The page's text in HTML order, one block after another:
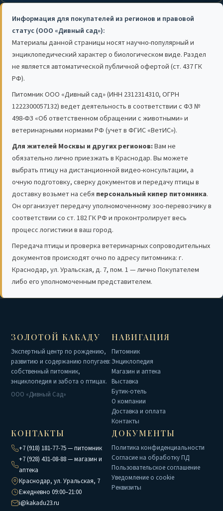
Информация для покупателей из регионов и правовой
статус (ООО «Дивный сад»):
Материалы данной страницы носят научно-популярный и
энциклопедический характер о биологическом виде. Раздел
не является автоматической публичной офертой (ст. 437 ГК
РФ).
Питомник ООО «Дивный сад» (ИНН 2312314310, ОГРН
1222300057132) ведет деятельность в соответствии с ФЗ №
498-ФЗ «Об ответственном обращении с животными» и
ветеринарными нормами РФ (учет в ФГИС «ВетИС»).
Для жителей Москвы и других регионов:Вам не
обязательно лично приезжать в Краснодар. Вы можете
выбрать птицу на дистанционной видео-консультации, а
очную подготовку, сверку документов и передачу птицы в
доставку возьмет на себя персональный кипер питомника.
Он организует передачу уполномоченному зоо-перевозчику в
соответствии со ст. 182 ГК РФ и проконтролирует весь
процесс логистики в ваш город.
Передача птицы и проверка ветеринарных сопроводительных
документов происходят очно по адресу питомника: г.
Краснодар, ул. Уральская, д. 7, пом. 1 — лично Покупателем
либо его уполномоченным представителем.
ЗОЛОТОЙ КАКАДУ
Экспертный центр по рождению,
развитию и содержанию попугаев:
собственный питомник,
энциклопедия и забота о птицах.
ООО «Дивный Сад»
НАВИГАЦИЯ
Питомник
Энциклопедия
Магазин и аптека
Выставка
Бутик-отель
О компании
Доставка и оплата
Контакты
КОНТАКТЫ
+7 (918) 181-77-75 — питомник
+7 (928) 431-08-88 — магазин и
аптека
Краснодар, ул. Уральская, 7
Ежедневно 09:00–21:00
i@kakadu23.ru
ДОКУМЕНТЫ
Политика конфиденциальности
Согласие на обработку ПД
Пользовательское соглашение
Уведомление о cookie
Реквизиты